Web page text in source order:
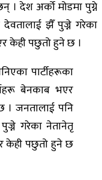
। देश अर्को मोडमा पुग्ने
झैँ पुज्ने गरेका
केही पछुतो हुने छ ।
पार्टीहरूका
बेनकाब भएर
। जनतालाई पनि
गरेका नेतानेतृ
केही पछुतो हुने छ